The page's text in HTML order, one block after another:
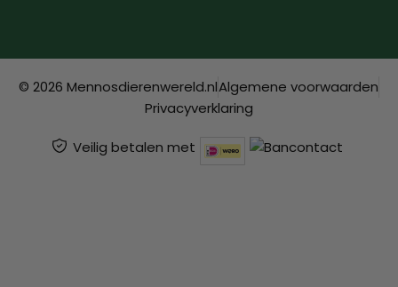
© 2026 Mennosdierenwereld.nlAlgemene voorwaarden
Privacyverklaring
Veilig betalen met